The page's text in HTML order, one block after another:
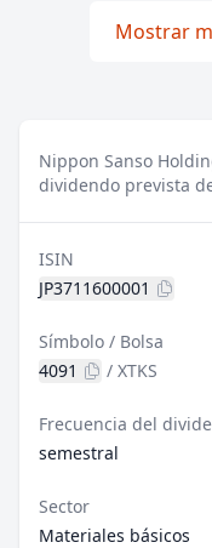
Mostrar
Nippon Sanso
dividendo prevista
ISIN
JP3711600001
Símbolo / Bolsa
4091
/ XTKS
Frecuencia del
semestral
Sector
Materiales básicos